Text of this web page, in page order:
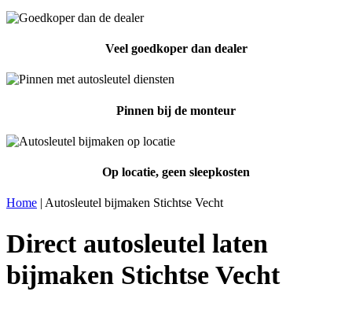
Veel goedkoper dan dealer
Pinnen bij de monteur
Op locatie, geen sleepkosten
Home | Autosleutel bijmaken Stichtse Vecht
Direct autosleutel laten
bijmaken Stichtse Vecht